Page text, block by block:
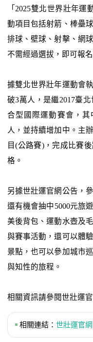
「2025雙北世界壯年運
動項目包括射箭、棒壘
排球、壁球、射擊、網
不需經過選拔，即可報
據雙北世界壯年運動會
破3萬人，是繼2017臺
合型國際運動賽會，
人，並持續增加中。主
目(公路賽)，完成比賽
格。
另據世壯運官網公告，
還有機會抽中5000元旅
美後背包、運動水壺及
與賽事活動，還可以體
景點，也可以參加城市
與知性的旅程。
相關資訊請參閱世壯運
相關連結： 世壯運官網